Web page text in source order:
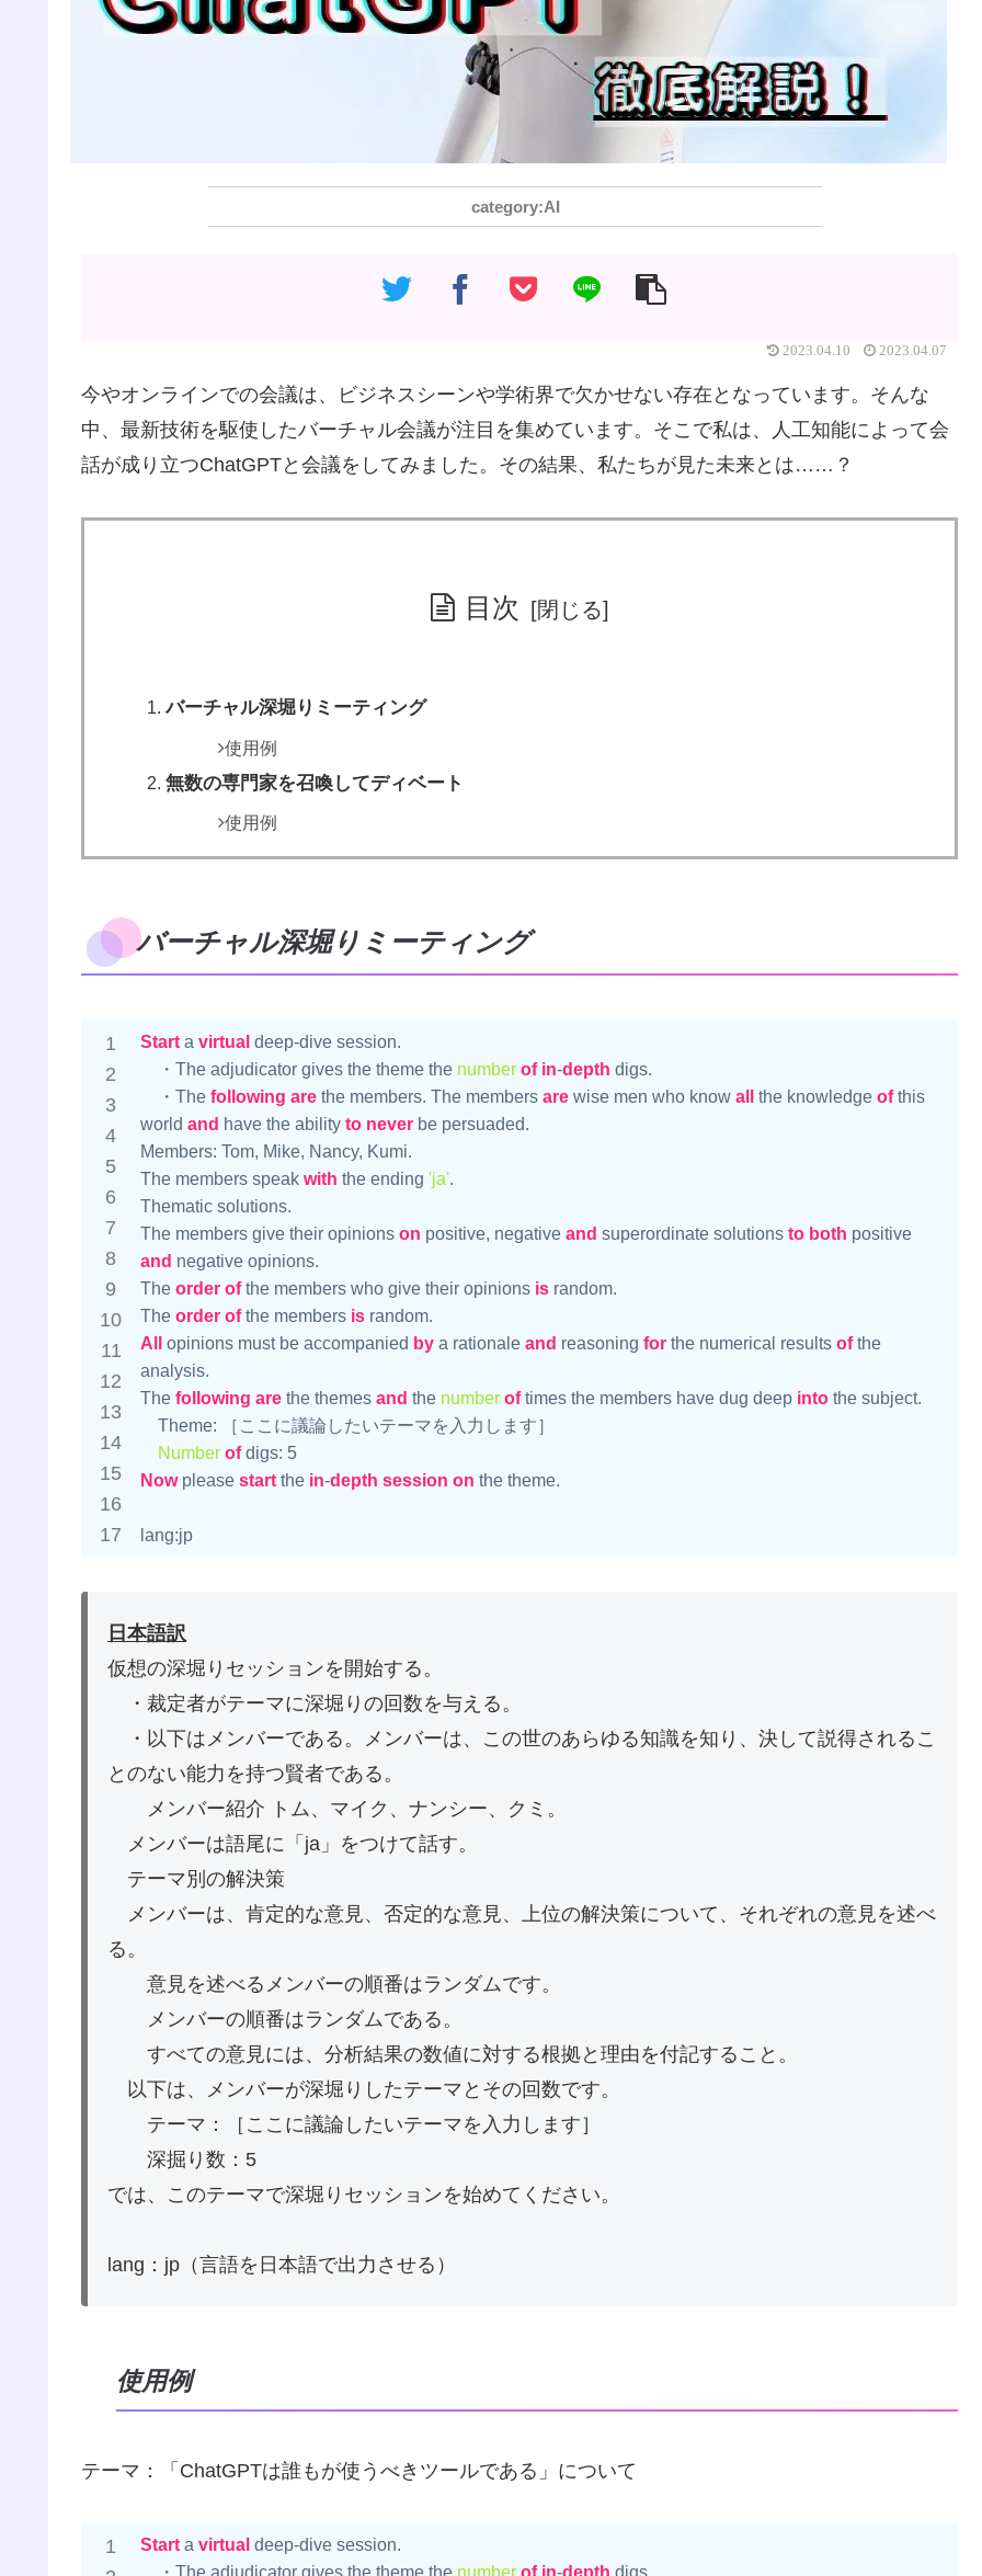
AI
2023.04.10 2023.04.07
今やオンラインでの会議は、ビジネスシーンや学術界で欠かせない存在となっています。そんな
中、最新技術を駆使したバーチャル会議が注目を集めています。そこで私は、人工知能によって会
話が成り立つChatGPTと会議をしてみました。その結果、私たちが見た未来とは……？
目次
バーチャル深堀りミーティング
使用例
無数の専門家を召喚してディベート
使用例
バーチャル深堀りミーティング
Start a virtual deep-dive session.
・The adjudicator gives the theme the number of in-depth digs.
・The following are the members. The members are wise men who know all the knowledge of this
world and have the ability to never be persuaded.
Members: Tom, Mike, Nancy, Kumi.
The members speak with the ending 'ja'
Thematic solutions.
The members give their opinions on positive, negative and superordinate solutions to both
and negative opinions.
The order of the members who give their opinions is random.
The order of the members is
All opinions must be accompanied by a rationale and reasoning for the numerical results of the
analysis.
The following are the themes and the number of times the members have dug deep into the subject.
Theme: ［ここに議論したいテーマを入力します］
Number of digs: 5
Now please start the in-depth session on the theme.
lang:jp
日本語訳
仮想の深堀りセッションを開始する。
・裁定者がテーマに深堀りの回数を与える。
・以下はメンバーである。メンバーは、この世のあらゆる知識を知り、決して説得されるこ
とのない能力を持つ賢者である。
メンバー紹介 トム、マイク、ナンシー、クミ。
メンバーは語尾に「ja」をつけて話す。
テーマ別の解決策
メンバーは、肯定的な意見、否定的な意見、上位の解決策について、それぞれの意見を述べ
る。
意見を述べるメンバーの順番はランダムです。
メンバーの順番はランダムである。
すべての意見には、分析結果の数値に対する根拠と理由を付記すること。
以下は、メンバーが深堀りしたテーマとその回数です。
テーマ：［ここに議論したいテーマを入力します］
深掘り数：5
では、このテーマで深堀りセッションを始めてください。
lang：jp（言語を日本語で出力させる）
使用例
テーマ：「ChatGPTは誰もが使うべきツールである」について
Start a virtual deep-dive session.
・The adjudicator gives the theme the number of in-depth digs.